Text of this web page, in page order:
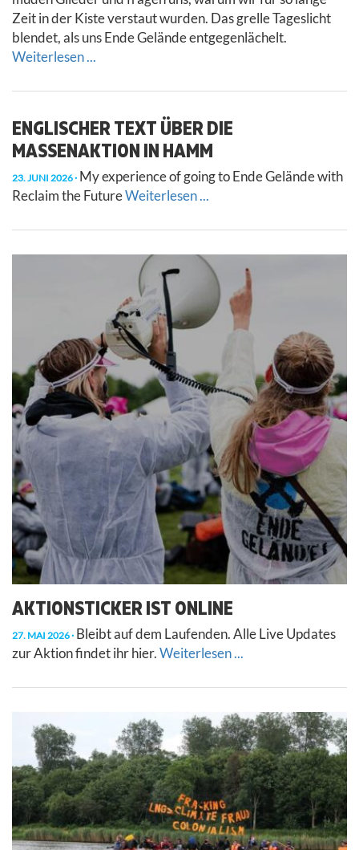
Zeit in der Kiste verstaut wurden. Das grelle Tageslicht
blendet, als uns Ende Gelände entgegenlächelt.
Weiterlesen ...
ENGLISCHER TEXT ÜBER DIE
MASSENAKTION IN HAMM
23. JUNI 2026 My experience of going to Ende Gelände with
Reclaim the FutureWeiterlesen ...
AKTIONSTICKER IST ONLINE
27. MAI 2026 Bleibt auf dem Laufenden. Alle Live Updates
zur Aktion findet ihr hier.Weiterlesen ...